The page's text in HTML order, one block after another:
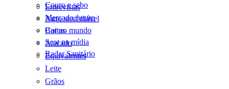
Entrevistas
Agro sustentável
Cartas
Scot na mídia
Radar Sanitário
Couro e sebo
Mercado futuro
Boi no mundo
Atacado
Equivalentes
Leite
Grãos